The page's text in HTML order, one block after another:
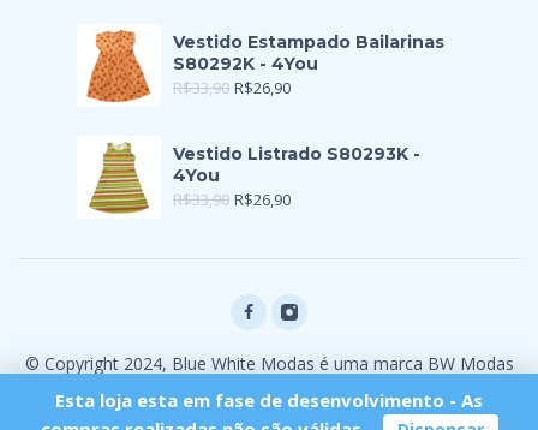
Vestido Estampado Bailarinas
S80292K - 4You
R$33,90 R$26,90
Vestido Listrado S80293K -
4You
R$33,90 R$26,90
© Copyright 2024, Blue White Modas é uma marca BW Modas
Esta loja esta em fase de desenvolvimento - As